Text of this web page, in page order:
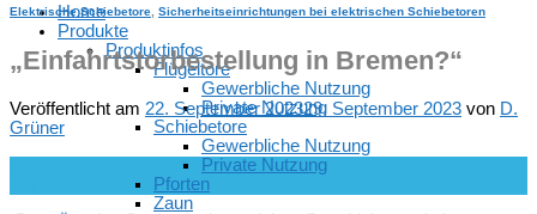
Home
Produkte
Produktinfos
Flügeltore
Gewerbliche Nutzung
Private Nutzung
Schiebetore
Gewerbliche Nutzung
Private Nutzung
Pforten
Zaun
Elektrische Schiebetore Sicherheitseinrichtungen bei elektrischen Schiebetoren
„Einfahrtstorbestellung in Bremen?“
Veröffentlicht am 22. September 202329. September 2023 von D.
Grüner